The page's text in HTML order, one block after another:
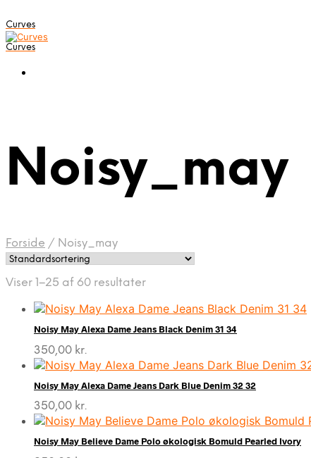
Curves
Curves
Noisy_may
Forside / Noisy_may
Viser 1–25 af 60 resultater
Noisy May Alexa Dame Jeans Black Denim 31 34
350,00 kr.
Noisy May Alexa Dame Jeans Dark Blue Denim 32 32
350,00 kr.
Noisy May Believe Dame Polo økologisk Bomuld Pearled Ivory